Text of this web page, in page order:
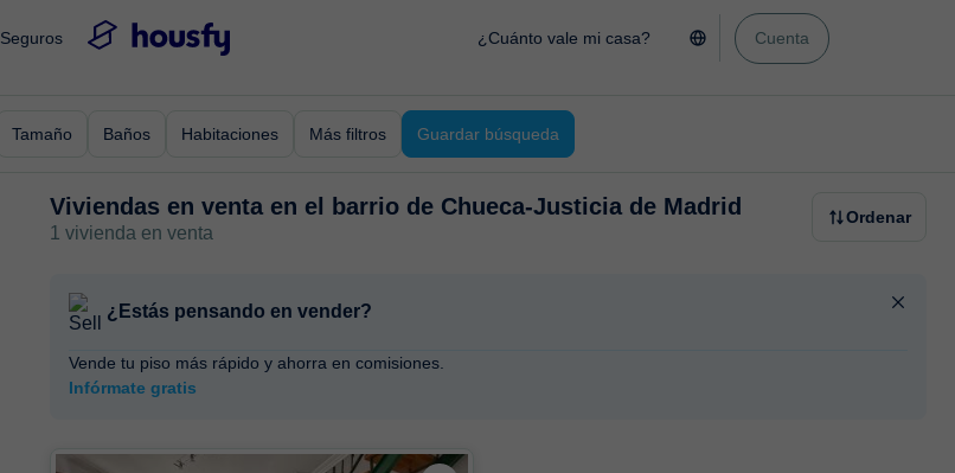
Seguros ¿Cuánto vale mi casa? Cuenta
Tamaño Baños Habitaciones Más filtros Guardar búsqueda
Viviendas en venta en el barrio de Chueca-Justicia de Madrid
1 vivienda en venta
Ordenar
¿Estás pensando en vender?
Vende tu piso más rápido y ahorra en comisiones.
Infórmate gratis